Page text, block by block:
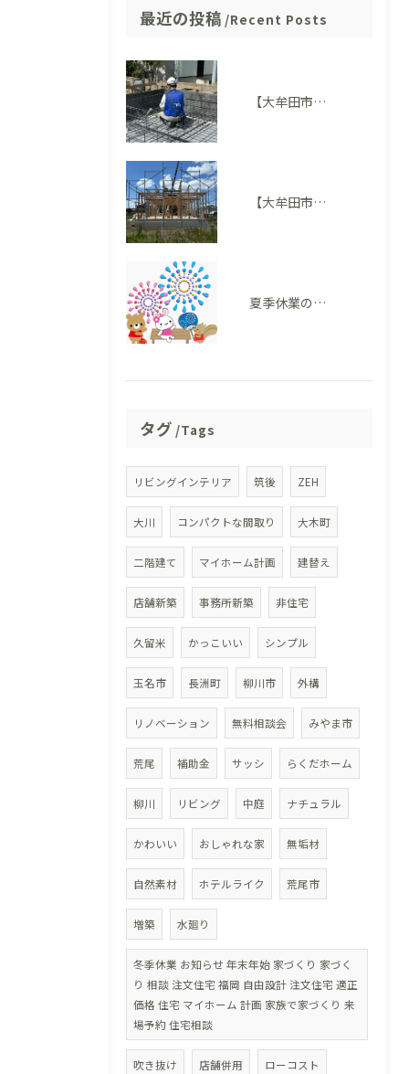
最近の投稿 Recent Posts
【大牟田市M様邸】配筋検査に適合しました。完成後には見えない部分も大切にしています
【大牟田市 T様邸】上棟を迎えました！いよいよ住まいの形が見えてきました
夏季休業のお知らせ
タグ Tags
リビングインテリア 筑後 ZEH
大川 コンパクトな間取り 大木町
二階建て マイホーム計画 建替え
店舗新築 事務所新築 非住宅
久留米 かっこいい シンプル
玉名市 長洲町 柳川市 外構
リノベーション 無料相談会 みやま市
荒尾 補助金 サッシ らくだホーム
柳川 リビング 中庭 ナチュラル
かわいい おしゃれな家 無垢材
自然素材 ホテルライク 荒尾市
増築 水廻り
冬季休業 お知らせ 年末年始 家づくり 家づく
り 相談 注文住宅 福岡 自由設計 注文住宅 適正
価格 住宅 マイホーム 計画 家族で家づくり 来
場予約 住宅相談
吹き抜け 店舗併用 ローコスト